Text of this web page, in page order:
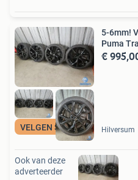
VELGEN SPECIALIST
5-6mm!
Puma
€
Hilversum
Ook van deze
adverteerder